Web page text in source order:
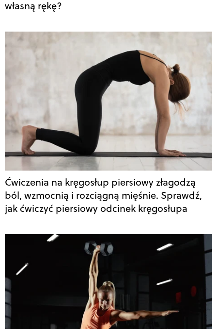
własną rękę?
Ćwiczenia na kręgosłup piersiowy złagodzą
ból, wzmocnią i rozciągną mięśnie. Sprawdź,
jak ćwiczyć piersiowy odcinek kręgosłupa